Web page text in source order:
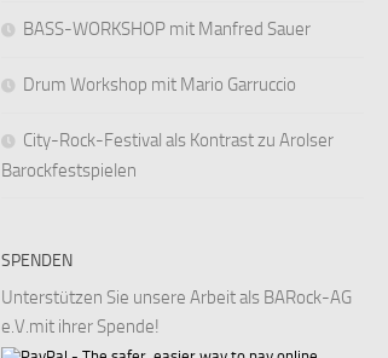
BASS-WORKSHOP mit Manfred Sauer
Drum Workshop mit Mario Garruccio
City-Rock-Festival als Kontrast zu Arolser
Barockfestspielen
SPENDEN
Unterstützen Sie unsere Arbeit als BARock-AG
e.V.mit ihrer Spende!